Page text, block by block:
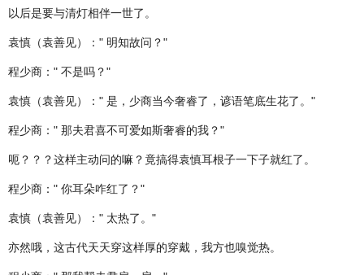
以后是要与清灯相伴一世了。
袁慎（袁善见）：" 明知故问？"
程少商：" 不是吗？"
袁慎（袁善见）：" 是，少商当今奢睿了，谚语笔底生花了。"
程少商：" 那夫君喜不可爱如斯奢睿的我？"
呃？？？这样主动问的嘛？竟搞得袁慎耳根子一下子就红了。
程少商：" 你耳朵咋红了？"
袁慎（袁善见）：" 太热了。"
亦然哦，这古代天天穿这样厚的穿戴，我方也嗅觉热。